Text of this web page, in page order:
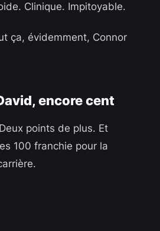
Clinique. Impitoyable.
ça, évidemment, Connor
encore cent
points de plus. Et
100 franchie pour la